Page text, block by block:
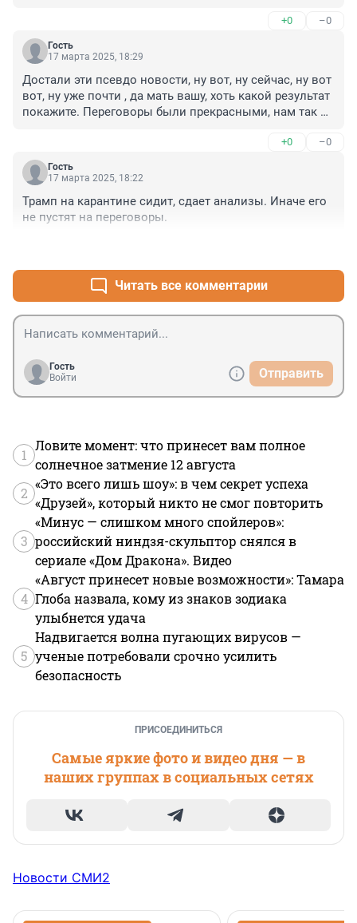
+0 –0
Гость
17 марта 2025, 18:29
Достали эти псевдо новости, ну вот, ну сейчас, ну вот
вот, ну уже почти , да мать вашу, хоть какой результат
покажите. Переговоры были прекрасными, нам так
+0 –0
Гость
17 марта 2025, 18:22
Трамп на карантине сидит, сдает анализы. Иначе его
не пустят на переговоры.
Читать все комментарии
Гость
Войти
Отправить
1
Ловите момент: что принесет вам полное
солнечное затмение 12 августа
2
«Это всего лишь шоу»: в чем секрет успеха
«Друзей», который никто не смог повторить
3
«Минус — слишком много спойлеров»:
российский ниндзя-скульптор снялся в
сериале «Дом Дракона». Видео
4
«Август принесет новые возможности»: Тамара
Глоба назвала, кому из знаков зодиака
улыбнется удача
5
Надвигается волна пугающих вирусов —
ученые потребовали срочно усилить
безопасность
ПРИСОЕДИНИТЬСЯ
Самые яркие фото и видео дня — в
наших группах в социальных сетях
Новости СМИ2